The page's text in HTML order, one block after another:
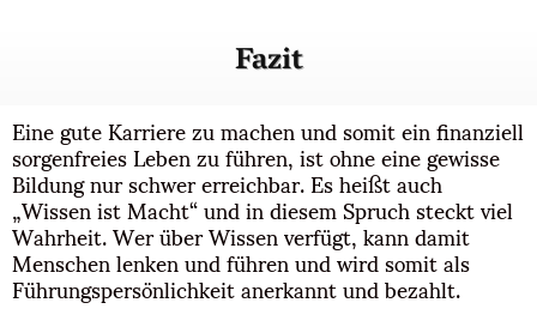
Fazit
Eine gute Karriere zu machen und somit ein finanziell
sorgenfreies Leben zu führen, ist ohne eine gewisse
Bildung nur schwer erreichbar. Es heißt auch
„Wissen ist Macht“ und in diesem Spruch steckt viel
Wahrheit. Wer über Wissen verfügt, kann damit
Menschen lenken und führen und wird somit als
Führungspersönlichkeit anerkannt und bezahlt.